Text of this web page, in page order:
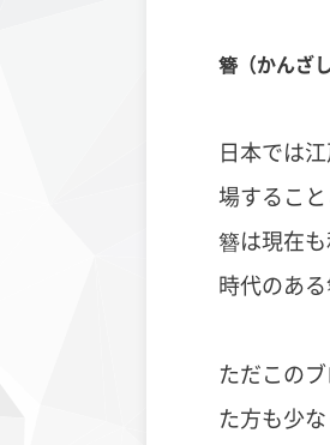
簪（かんざし
日本では
場すること
簪は現在
時代のあ
ただこの
た方も少